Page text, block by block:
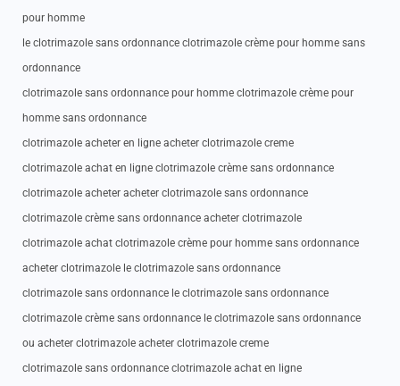
pour homme
le clotrimazole sans ordonnance clotrimazole crème pour homme sans
ordonnance
clotrimazole sans ordonnance pour homme clotrimazole crème pour
homme sans ordonnance
clotrimazole acheter en ligne acheter clotrimazole creme
clotrimazole achat en ligne clotrimazole crème sans ordonnance
clotrimazole acheter acheter clotrimazole sans ordonnance
clotrimazole crème sans ordonnance acheter clotrimazole
clotrimazole achat clotrimazole crème pour homme sans ordonnance
acheter clotrimazole le clotrimazole sans ordonnance
clotrimazole sans ordonnance le clotrimazole sans ordonnance
clotrimazole crème sans ordonnance le clotrimazole sans ordonnance
ou acheter clotrimazole acheter clotrimazole creme
clotrimazole sans ordonnance clotrimazole achat en ligne